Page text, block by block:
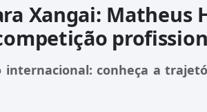
Xangai: Matheus
conheça a